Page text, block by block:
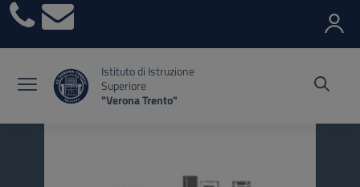
Vai ai contenuti
Vai al menu di navigazione
Vai al footer
Istituto di Istruzione
Superiore
"Verona Trento"